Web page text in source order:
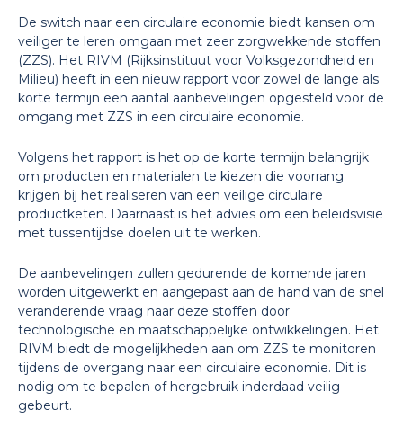
De switch naar een circulaire economie biedt kansen om
veiliger te leren omgaan met zeer zorgwekkende stoffen
(ZZS). Het RIVM (Rijksinstituut voor Volksgezondheid en
Milieu) heeft in een nieuw rapport voor zowel de lange als
korte termijn een aantal aanbevelingen opgesteld voor de
omgang met ZZS in een circulaire economie.
Volgens het rapport is het op de korte termijn belangrijk
om producten en materialen te kiezen die voorrang
krijgen bij het realiseren van een veilige circulaire
productketen. Daarnaast is het advies om een beleidsvisie
met tussentijdse doelen uit te werken.
De aanbevelingen zullen gedurende de komende jaren
worden uitgewerkt en aangepast aan de hand van de snel
veranderende vraag naar deze stoffen door
technologische en maatschappelijke ontwikkelingen. Het
RIVM biedt de mogelijkheden aan om ZZS te monitoren
tijdens de overgang naar een circulaire economie. Dit is
nodig om te bepalen of hergebruik inderdaad veilig
gebeurt.